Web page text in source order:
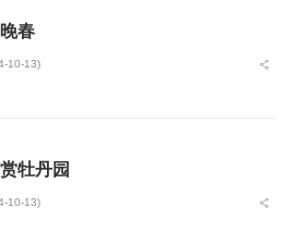
春
10-13)
牡丹园
10-13)